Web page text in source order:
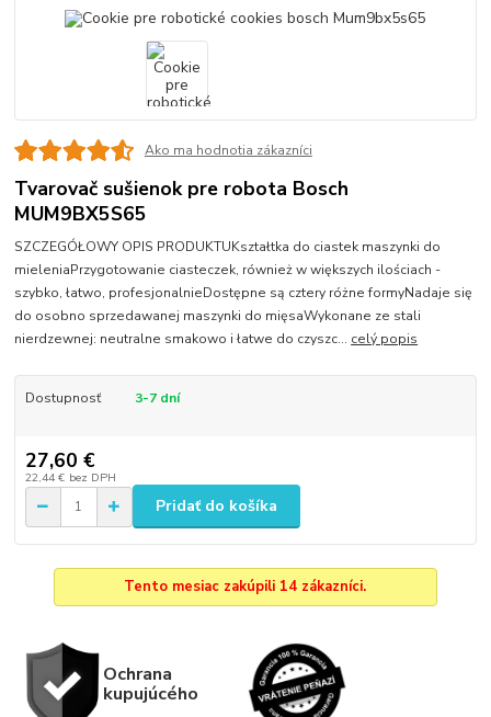
Ako ma hodnotia zákazníci
Tvarovač sušienok pre robota Bosch
MUM9BX5S65
SZCZEGÓŁOWY OPIS PRODUKTUKształtka do ciastek maszynki do
mieleniaPrzygotowanie ciasteczek, również w większych ilościach -
szybko, łatwo, profesjonalnieDostępne są cztery różne formyNadaje się
do osobno sprzedawanej maszynki do mięsaWykonane ze stali
nierdzewnej: neutralne smakowo i łatwe do czyszc... celý popis
Dostupnosť 3-7 dní
27,60 €
22,44 € bez DPH
Pridať do košíka
Tento mesiac zakúpili 14 zákazníci.
Ochrana
kupujúcého